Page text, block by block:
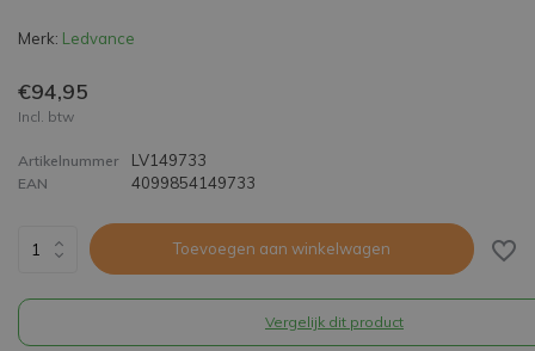
Merk: Ledvance
€94,95
Incl. btw
Artikelnummer LV149733
EAN 4099854149733
Toevoegen aan winkelwagen
Vergelijk dit product